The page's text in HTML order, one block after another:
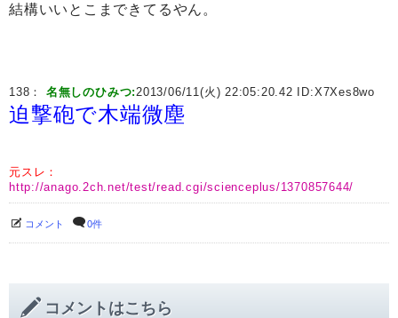
結構いいとこまできてるやん。
138： 名無しのひみつ:2013/06/11(火) 22:05:20.42 ID:X7Xes8wo
迫撃砲で木端微塵
元スレ：
http://anago.2ch.net/test/read.cgi/scienceplus/1370857644/
コメント 0件
コメントはこちら